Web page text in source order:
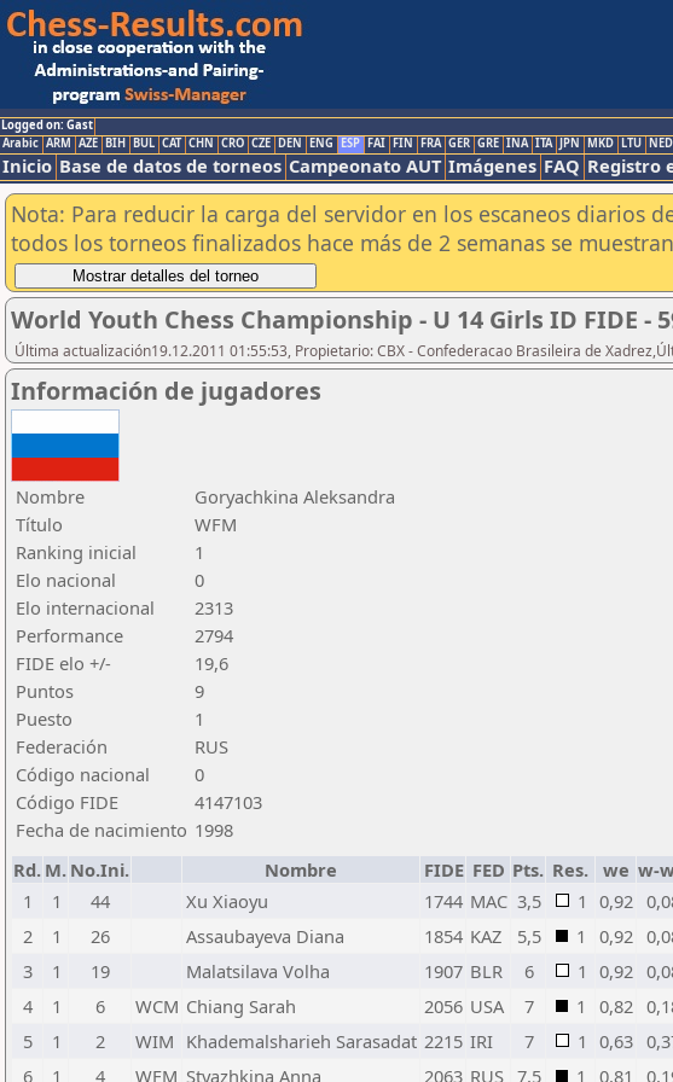
Logged on: Gast
Arabic ARM AZE BIH BUL CAT CHN CRO CZE DEN ENG ESP FAI FIN FRA GER GRE INA ITA JPN MKD LTU NED
Inicio Base de datos de torneos Campeonato AUT Imágenes FAQ Registro
Nota: Para reducir la carga del servidor en los escaneos diarios
todos los torneos finalizados hace más de 2 semanas se
World Youth Chess Championship - U 14 Girls ID FIDE -
Última actualización19.12.2011 01:55:53, Propietario: CBX - Confederacao Brasileira de
Información de jugadores
Nombre
Goryachkina Aleksandra
Título
WFM
Ranking inicial
1
Elo nacional
0
Elo internacional
2313
Performance
2794
FIDE elo +/-
19,6
Puntos
9
Puesto
1
Federación
RUS
Código nacional
0
Código FIDE
4147103
Fecha de nacimiento 1998
Rd. M. No.Ini. Nombre FIDE FED Pts. Res. we w-
1
1 44 Xu Xiaoyu 1744 MAC 3,5 1 0,92
2
1 26 Assaubayeva Diana 1854 KAZ 5,5 1 0,92
3
1 19 Malatsilava Volha 1907 BLR 6 1 0,92
4
1 6 WCM Chiang Sarah 2056 USA 7 1 0,82
5
1 2 WIM Khademalsharieh Sarasadat 2215 IRI 7 1 0,63
6
1 4 WFM Styazhkina Anna 2063 RUS 7,5 1 0,81